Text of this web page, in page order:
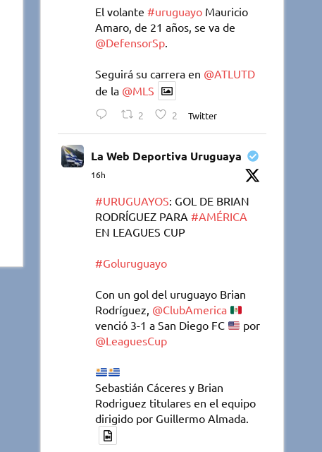
El volante#uruguayo Mauricio
Amaro, de 21 años, se va de
@DefensorSp
Seguirá su carrera en @ATLUTD
de la @MLS
2 2 Twitter
La Web Deportiva Uruguaya
16h
#URUGUAYOS: GOL DE BRIAN
RODRÍGUEZ PARA#AMÉRICA
EN LEAGUES CUP
#Goluruguayo
Con un gol del uruguayo Brian
Rodríguez, @ClubAmerica
venció 3-1 a San Diego FC
por
@LeaguesCup
Sebastián Cáceres y Brian
Rodriguez titulares en el equipo
dirigido por Guillermo Almada.